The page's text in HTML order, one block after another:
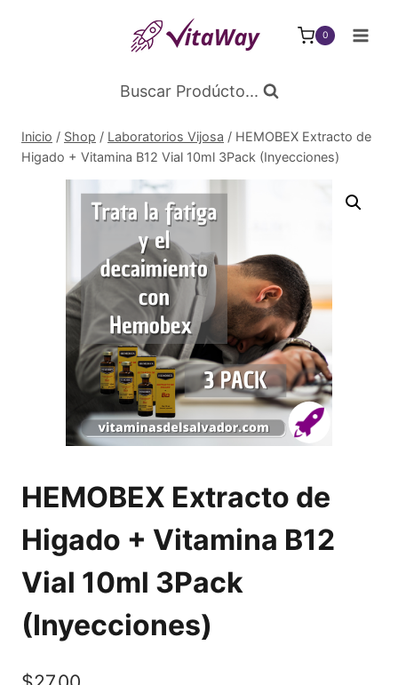
0
Buscar Prodúcto...
Inicio / Shop / Laboratorios Vijosa / HEMOBEX Extracto de
Higado + Vitamina B12 Vial 10ml 3Pack (Inyecciones)
HEMOBEX Extracto de
Higado + Vitamina B12
Vial 10ml 3Pack
(Inyecciones)